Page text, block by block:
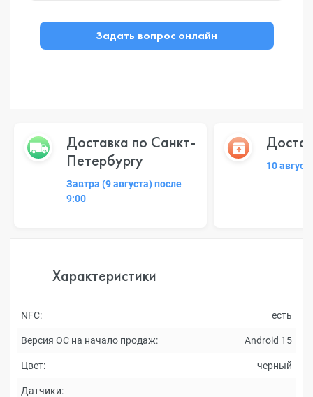
Задать вопрос онлайн
Доставка по Санкт-
Петербургу
Завтра (9 августа) после
9:00
10
Характеристики
NFC: есть
Версия ОС на начало продаж: Android 15
Цвет: черный
Датчики: